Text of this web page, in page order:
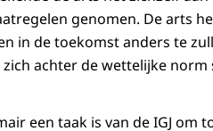
genomen. De arts
in de toekomst anders te
achter de wettelijke norm
een taak is van de IGJ om